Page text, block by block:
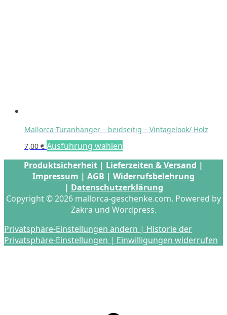
Mallorca-Türanhänger – beidseitig – Vintagelook/ Holz
7,00 € Ausführung wählen
weist
mehrere
Varianten
auf.
Die
Optionen
können
auf
Produktsicherheit | Lieferzeiten & Versand |
Impressum | AGB | Widerrufsbelehrung
| Datenschutzerklärung
Copyright © 2026 mallorca-geschenke.com. Powered by
Zakra und Wordpress.
Privatsphäre-Einstellungen ändern | Historie der
Privatsphäre-Einstellungen | Einwilligungen widerrufen